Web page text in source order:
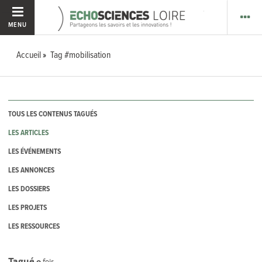
MENU
Accueil Tag #mobilisation
TOUS LES CONTENUS TAGUÉS
LES ARTICLES
LES ÉVÉNEMENTS
LES ANNONCES
LES DOSSIERS
LES PROJETS
LES RESSOURCES